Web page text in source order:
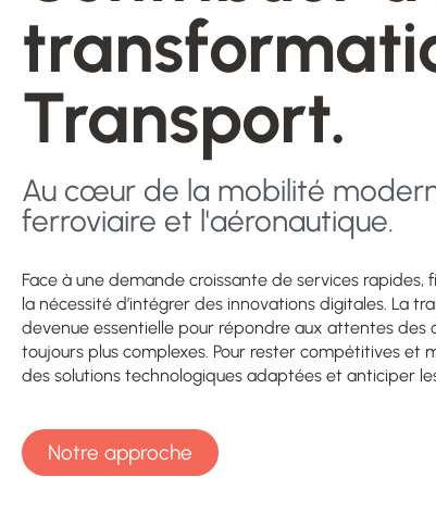
Transport.
Au cœur de la mobilité
ferroviaire et l'aéronautique.
Face à une demande croissante de services
la nécessité d’intégrer des innovations digitales. La
devenue essentielle pour répondre aux attentes
toujours plus complexes. Pour rester compétitives
des solutions technologiques adaptées et anticiper
Notre approche